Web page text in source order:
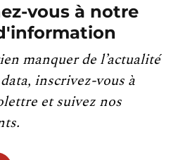
vous à notre
manquer de l’actualité
inscrivez-vous à
et suivez nos